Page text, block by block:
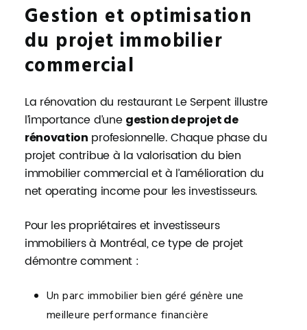
Gestion et optimisation
du projet immobilier
commercial
La rénovation du restaurant Le Serpent illustre
l’importance d’une gestion de projet de
rénovation profesionnelle. Chaque phase du
projet contribue à la valorisation du bien
immobilier commercial et à l’amélioration du
net operating income pour les investisseurs.
Pour les propriétaires et investisseurs
immobiliers à Montréal, ce type de projet
démontre comment :
Un parc immobilier bien géré génère une
meilleure performance financière